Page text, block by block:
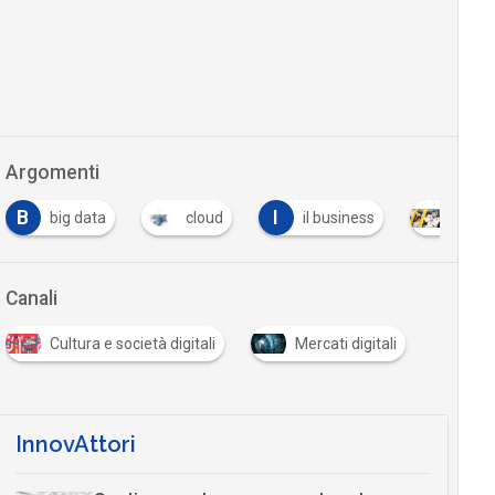
Argomenti
B big data cloud il business
Canali
Cultura e società digitali Mercati digitali
InnovAttori